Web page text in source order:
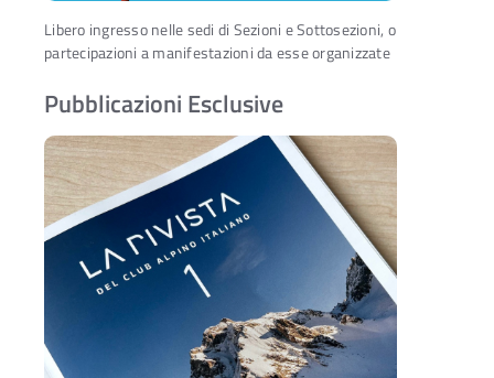
Libero ingresso nelle sedi di Sezioni e Sottosezioni, o
partecipazioni a manifestazioni da esse organizzate
Pubblicazioni Esclusive